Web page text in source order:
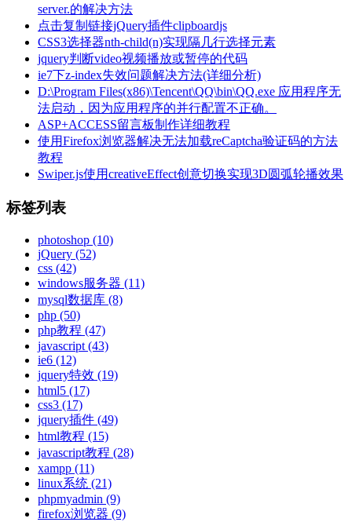
server.的解决方法
点击复制链接jQuery插件clipboardjs
CSS3选择器nth-child(n)实现隔几行选择元素
jquery判断video视频播放或暂停的代码
ie7下z-index失效问题解决方法(详细分析)
D:\Program Files(x86)\Tencent\QQ\bin\QQ.exe 应用程序无
法启动，因为应用程序的并行配置不正确。
ASP+ACCESS留言板制作详细教程
使用Firefox浏览器解决无法加载reCaptcha验证码的方法
教程
Swiper.js使用creativeEffect创意切换实现3D圆弧轮播效果
标签列表
photoshop (10)
jQuery (52)
css (42)
windows服务器 (11)
mysql数据库 (8)
php (50)
php教程 (47)
javascript (43)
ie6 (12)
jquery特效 (19)
html5 (17)
css3 (17)
jquery插件 (49)
html教程 (15)
javascript教程 (28)
xampp (11)
linux系统 (21)
phpmyadmin (9)
firefox浏览器 (9)